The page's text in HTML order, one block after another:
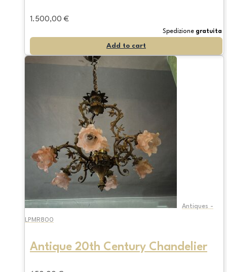
1.500,00 €
Spedizione gratuita
Add to cart
Antiques -
LPMR800
Antique 20th Century Chandelier